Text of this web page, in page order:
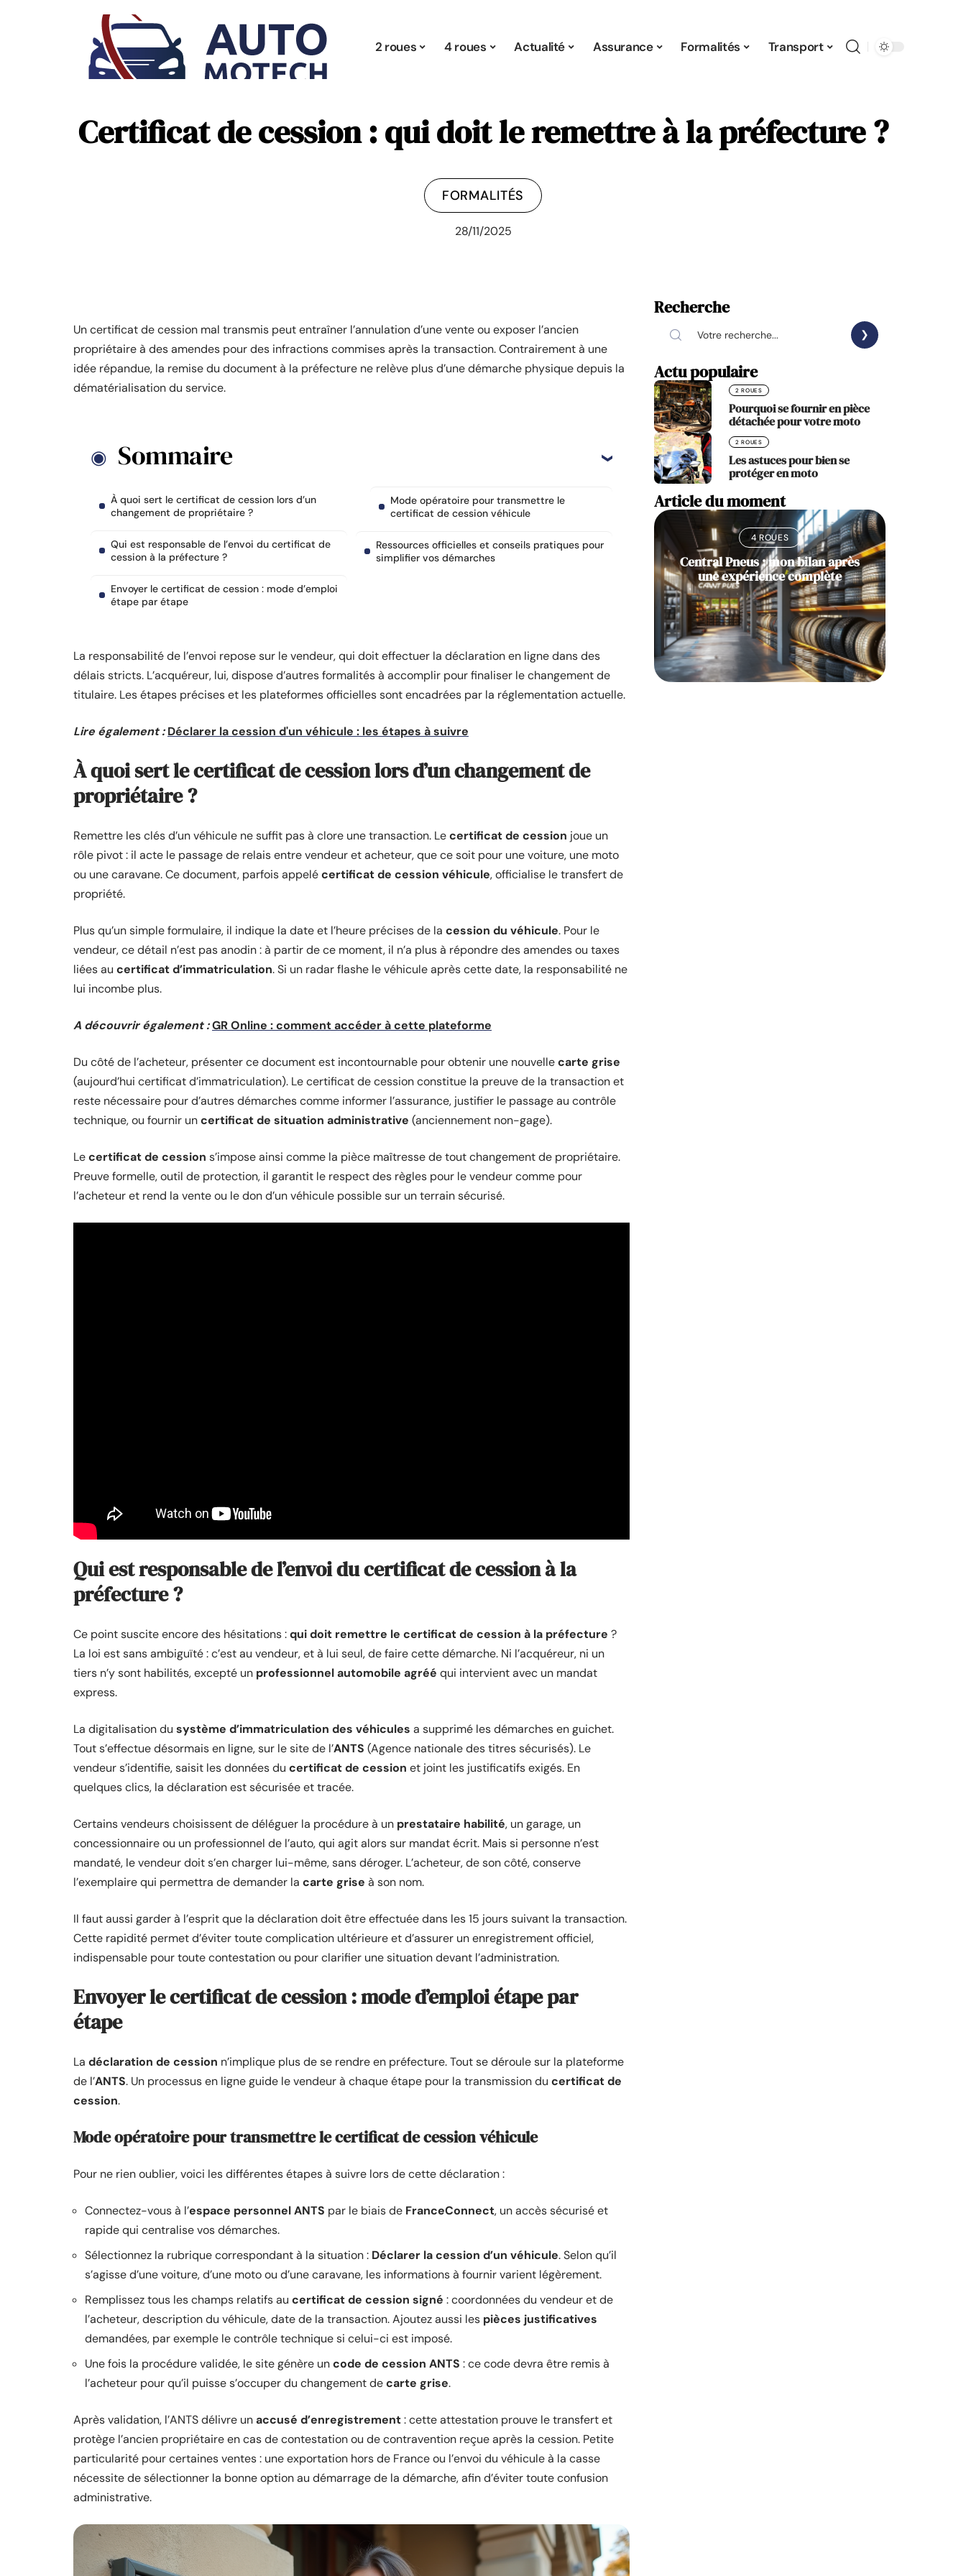
2 roues 4 roues Actualité Assurance Formalités Transport
Certificat de cession : qui doit le remettre à la préfecture ?
FORMALITÉS
28/11/2025
Un certificat de cession mal transmis peut entraîner l’annulation d’une vente ou exposer l’ancien
propriétaire à des amendes pour des infractions commises après la transaction. Contrairement à une
idée répandue, la remise du document à la préfecture ne relève plus d’une démarche physique depuis la
dématérialisation du service.
Sommaire
À quoi sert le certificat de cession lors d’un
changement de propriétaire ?
Qui est responsable de l’envoi du certificat de
cession à la préfecture ?
Envoyer le certificat de cession : mode d’emploi
étape par étape
Mode opératoire pour transmettre le
certificat de cession véhicule
Ressources officielles et conseils pratiques pour
simplifier vos démarches
La responsabilité de l’envoi repose sur le vendeur, qui doit effectuer la déclaration en ligne dans des
délais stricts. L’acquéreur, lui, dispose d’autres formalités à accomplir pour finaliser le changement de
titulaire. Les étapes précises et les plateformes officielles sont encadrées par la réglementation actuelle.
Lire également : Déclarer la cession d'un véhicule : les étapes à suivre
À quoi sert le certificat de cession lors d’un changement de
propriétaire ?
Remettre les clés d’un véhicule ne suffit pas à clore une transaction. Lecertificat de cession joue un
rôle pivot : il acte le passage de relais entre vendeur et acheteur, que ce soit pour une voiture, une moto
ou une caravane. Ce document, parfois appelécertificat de cession véhicule, officialise le transfert de
propriété.
Plus qu’un simple formulaire, il indique la date et l’heure précises de la cession du véhicule. Pour le
vendeur, ce détail n’est pas anodin : à partir de ce moment, il n’a plus à répondre des amendes ou taxes
liées au certificat d’immatriculation. Si un radar flashe le véhicule après cette date, la responsabilité ne
lui incombe plus.
A découvrir également :GR Online : comment accéder à cette plateforme
Du côté de l’acheteur, présenter ce document est incontournable pour obtenir une nouvellecarte grise
(aujourd’hui certificat d’immatriculation). Le certificat de cession constitue la preuve de la transaction et
reste nécessaire pour d’autres démarches comme informer l’assurance, justifier le passage au contrôle
technique, ou fournir uncertificat de situation administrative (anciennement non-gage).
Lecertificat de cession s’impose ainsi comme la pièce maîtresse de tout changement de propriétaire.
Preuve formelle, outil de protection, il garantit le respect des règles pour le vendeur comme pour
l’acheteur et rend la vente ou le don d’un véhicule possible sur un terrain sécurisé.
Qui est responsable de l’envoi du certificat de cession à la
préfecture ?
Ce point suscite encore des hésitations :qui doit remettre le certificat de cession à la préfecture ?
La loi est sans ambiguïté : c’est au vendeur, et à lui seul, de faire cette démarche. Ni l’acquéreur, ni un
tiers n’y sont habilités, excepté un professionnel automobile agréé qui intervient avec un mandat
express.
La digitalisation du système d’immatriculation des véhicules a supprimé les démarches en guichet.
Tout s’effectue désormais en ligne, sur le site de l’ANTS (Agence nationale des titres sécurisés). Le
vendeur s’identifie, saisit les données du certificat de cession et joint les justificatifs exigés. En
quelques clics, la déclaration est sécurisée et tracée.
Certains vendeurs choisissent de déléguer la procédure à un prestataire habilité, un garage, un
concessionnaire ou un professionnel de l’auto, qui agit alors sur mandat écrit. Mais si personne n’est
mandaté, le vendeur doit s’en charger lui-même, sans déroger. L’acheteur, de son côté, conserve
l’exemplaire qui permettra de demander la carte grise à son nom.
Il faut aussi garder à l’esprit que la déclaration doit être effectuée dans les 15 jours suivant la transaction.
Cette rapidité permet d’éviter toute complication ultérieure et d’assurer un enregistrement officiel,
indispensable pour toute contestation ou pour clarifier une situation devant l’administration.
Envoyer le certificat de cession : mode d’emploi étape par
étape
La déclaration de cession n’implique plus de se rendre en préfecture. Tout se déroule sur la plateforme
de l’ANTS. Un processus en ligne guide le vendeur à chaque étape pour la transmission du certificat de
cession.
Mode opératoire pour transmettre le certificat de cession véhicule
Pour ne rien oublier, voici les différentes étapes à suivre lors de cette déclaration :
Connectez-vous à l’espace personnel ANTS par le biais de FranceConnect, un accès sécurisé et
rapide qui centralise vos démarches.
Sélectionnez la rubrique correspondant à la situation : Déclarer la cession d’un véhicule. Selon qu’il
s’agisse d’une voiture, d’une moto ou d’une caravane, les informations à fournir varient légèrement.
Remplissez tous les champs relatifs au certificat de cession signé : coordonnées du vendeur et de
l’acheteur, description du véhicule, date de la transaction. Ajoutez aussi les pièces justificatives
demandées, par exemple le contrôle technique si celui-ci est imposé.
Une fois la procédure validée, le site génère uncode de cession ANTS : ce code devra être remis à
l’acheteur pour qu’il puisse s’occuper du changement decarte grise.
Après validation, l’ANTS délivre unaccusé d’enregistrement: cette attestation prouve le transfert et
protège l’ancien propriétaire en cas de contestation ou de contravention reçue après la cession. Petite
particularité pour certaines ventes : une exportation hors de France ou l’envoi du véhicule à la casse
nécessite de sélectionner la bonne option au démarrage de la démarche, afin d’éviter toute confusion
administrative.
Recherche
Actu populaire
2 ROUES
Pourquoi se fournir en pièce
détachée pour votre moto
2 ROUES
Les astuces pour bien se
protéger en moto
Article du moment
4 ROUES
Central Pneus : mon bilan après
une expérience complète